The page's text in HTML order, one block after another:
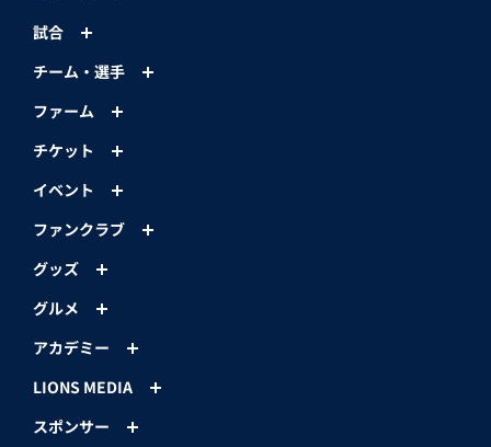
試合
チーム・選手
ファーム
チケット
イベント
ファンクラブ
グッズ
グルメ
アカデミー
LIONS MEDIA
スポンサー